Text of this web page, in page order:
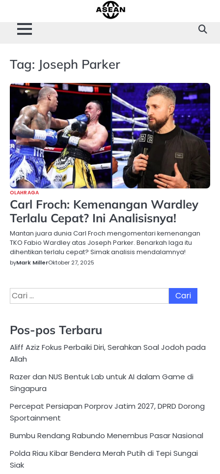
content
Tag: Joseph Parker
OLAHRAGA
Carl Froch: Kemenangan Wardley
Terlalu Cepat? Ini Analisisnya!
Mantan juara dunia Carl Froch mengomentari kemenangan
TKO Fabio Wardley atas Joseph Parker. Benarkah laga itu
dihentikan terlalu cepat? Simak analisis mendalamnya!
byMark MillerOktober 27, 2025
Cari
untuk:
Pos-pos Terbaru
Aliff Aziz Fokus Perbaiki Diri, Serahkan Soal Jodoh pada
Allah
Razer dan NUS Bentuk Lab untuk AI dalam Game di
Singapura
Percepat Persiapan Porprov Jatim 2027, DPRD Dorong
Sportainment
Bumbu Rendang Rabundo Menembus Pasar Nasional
Polda Riau Kibar Bendera Merah Putih di Tepi Sungai
Siak